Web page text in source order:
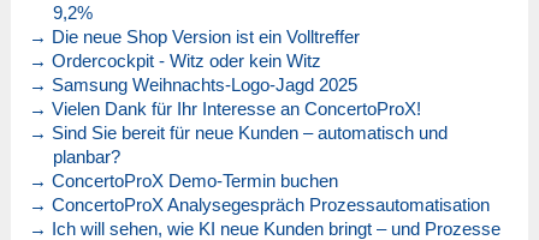
9,2%
→ Die neue Shop Version ist ein Volltreffer
→ Ordercockpit - Witz oder kein Witz
→ Samsung Weihnachts-Logo-Jagd 2025
→ Vielen Dank für Ihr Interesse an ConcertoProX!
→ Sind Sie bereit für neue Kunden – automatisch und
planbar?
→ ConcertoProX Demo-Termin buchen
→ ConcertoProX Analysegespräch Prozessautomatisation
→ Ich will sehen, wie KI neue Kunden bringt – und Prozesse